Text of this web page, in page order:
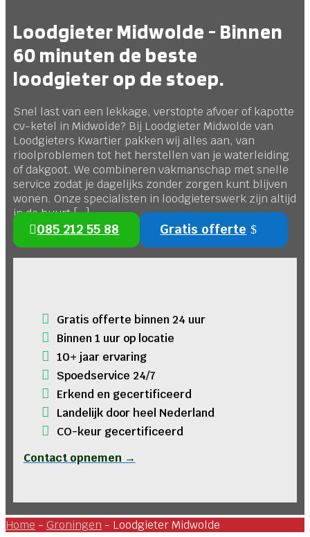
Loodgieter Midwolde - Binnen
60 minuten de beste
loodgieter op de stoep.
Snel last van een lekkage, verstopte afvoer of kapotte
cv-ketel in Midwolde? Bij Loodgieter Midwolde van
Loodgieters Kwartier pakken wij alles aan, van
rioolproblemen tot het herstellen van je waterleiding
of dakgoot. We combineren vakmanschap met snelle
service zodat je dagelijks zonder zorgen kunt blijven
wonen. Onze specialisten in loodgieterswerk zijn altijd
in de buurt […]
085 212 55 88 Gratis offerte
Gratis offerte binnen 24 uur
Binnen 1 uur op locatie
10+ jaar ervaring
Spoedservice 24/7
Erkend en gecertificeerd
Landelijk door heel Nederland
CO-keur gecertificeerd
Contact opnemen →
Home - Groningen - Loodgieter Midwolde